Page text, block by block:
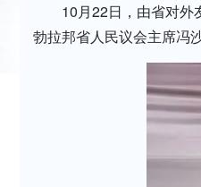
10月22日，由省对外
勃拉邦省人民议会主席冯